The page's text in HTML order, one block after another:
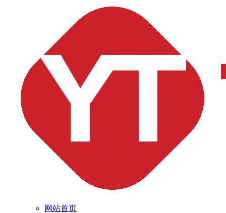
网站首页